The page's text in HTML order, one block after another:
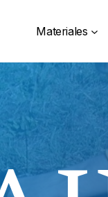
Materiales